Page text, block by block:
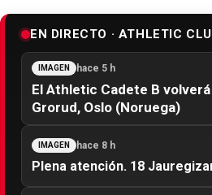
EN DIRECTO · ATHLETIC
IMAGEN hace 5 h
El Athletic Cadete B
Grorud, Oslo (Noruega)
IMAGEN hace 8 h
Plena atención. 18